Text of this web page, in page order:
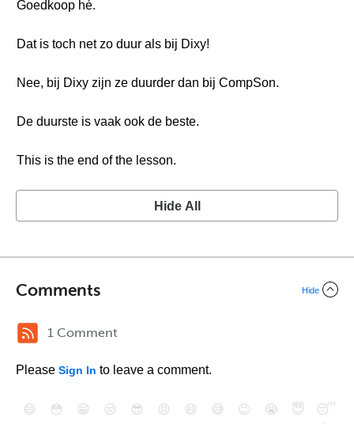
Goedkoop hé.
Dat is toch net zo duur als bij Dixy!
Nee, bij Dixy zijn ze duurder dan bij CompSon.
De duurste is vaak ook de beste.
This is the end of the lesson.
Hide All
Comments Hide
1 Comment
Please Sign In to leave a comment.
😄 😳 😁 😒 😎 😠 😆 😅 😉 😭 😇
😴